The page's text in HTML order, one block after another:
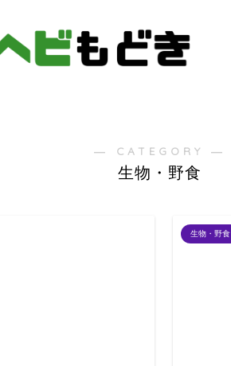
― CATEGORY ―
生物・野食
生物・野食